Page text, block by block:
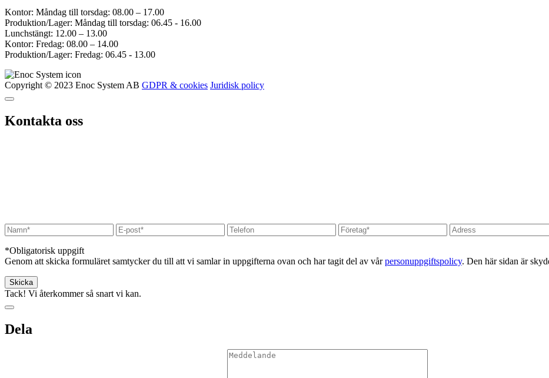
Kontor: Måndag till torsdag: 08.00 – 17.00
Produktion/Lager: Måndag till torsdag: 06.45 - 16.00
Lunchstängt: 12.00 – 13.00
Kontor: Fredag: 08.00 – 14.00
Produktion/Lager: Fredag: 06.45 - 13.00
Copyright © 2023 Enoc System AB GDPR & cookies Juridisk policy
Kontakta oss
*Obligatorisk uppgift
Genom att skicka formuläret samtycker du till att vi samlar in uppgifterna ovan och har tagit del av vårpersonuppgiftspolicy. Den här sidan är
Tack! Vi återkommer så snart vi kan.
Dela